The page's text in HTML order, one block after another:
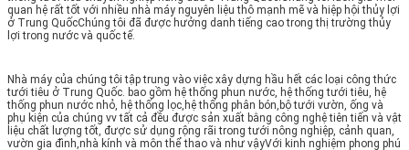
quan hệ rất tốt với nhiều nhà máy nguyên liệu thô mạnh mẽ và hiệp hội thủy lợi
ở Trung QuốcChúng tôi đã được hưởng danh tiếng cao trong thị trường thủy
lợi trong nước và quốc tế.
Nhà máy của chúng tôi tập trung vào việc xây dựng hầu hết các loại công thức
tưới tiêu ở Trung Quốc. bao gồm hệ thống phun nước, hệ thống tưới tiêu, hệ
thống phun nước nhỏ, hệ thống lọc,hệ thống phân bón,bộ tưới vườn, ống và
phụ kiện của chúng vv tất cả đều được sản xuất bằng công nghệ tiên tiến và vật
liệu chất lượng tốt, được sử dụng rộng rãi trong tưới nông nghiệp, cảnh quan,
vườn gia đình,nhà kính và môn thể thao và như vậyVới kinh nghiệm phong phú